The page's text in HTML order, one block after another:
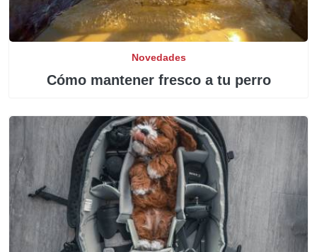
Novedades
Cómo mantener fresco a tu perro